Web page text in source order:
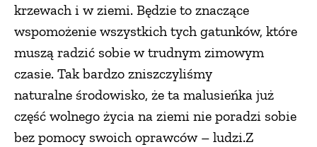
krzewach i w ziemi. Będzie to znaczące
wspomożenie wszystkich tych gatunków, które
muszą radzić sobie w trudnym zimowym
czasie. Tak bardzo zniszczyliśmy
naturalne środowisko, że ta malusieńka już
część wolnego życia na ziemi nie poradzi sobie
bez pomocy swoich oprawców – ludzi.Z